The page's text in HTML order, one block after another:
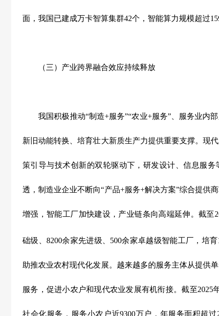
面，我国已建成万卡智算集群42个，智能算力规模超过
（三）产业跨界融合效应持续释放
我国积极推动“制造+服务”“农业+服务”、服务业内
新旧动能转换、培育壮大新质生产力提供重要支撑。现
策引导与技术创新的双轮驱动下，研发设计、信息服
透，制造业企业不断向“产品+服务+解决方案”综合提供
增强，智能工厂加快建设，产业链条向高端延伸。截至
础级、 8200余家先进级、 500余家卓越级智能工厂，培育
助推农业农村现代化发展。越来越多的服务主体从提供
服务，促进小农户和现代农业发展有机衔接。截至2025
社会化服务，服务小农户近9300万户，年服务面积超过